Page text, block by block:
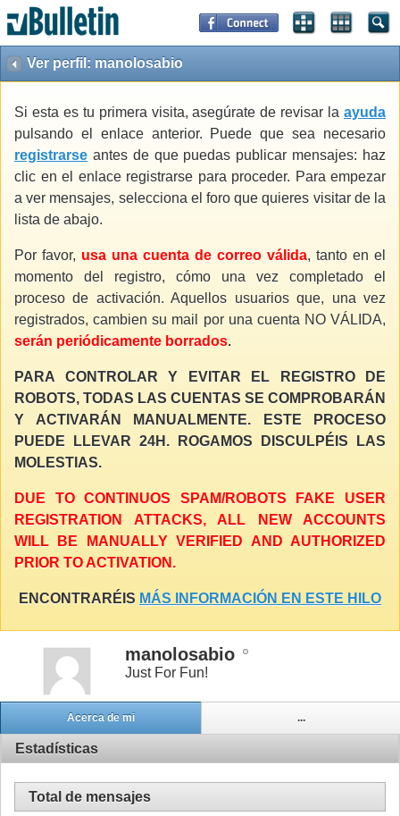
Ver perfil: manolosabio
Si esta es tu primera visita, asegúrate de revisar la ayuda
pulsando el enlace anterior. Puede que sea necesario
registrarse antes de que puedas publicar mensajes: haz
clic en el enlace registrarse para proceder. Para empezar
a ver mensajes, selecciona el foro que quieres visitar de la
lista de abajo.
Por favor, usa una cuenta de correo válida, tanto en el
momento del registro, cómo una vez completado el
proceso de activación. Aquellos usuarios que, una vez
registrados, cambien su mail por una cuenta NO VÁLIDA,
serán periódicamente borrados.
PARA CONTROLAR Y EVITAR EL REGISTRO DE
ROBOTS, TODAS LAS CUENTAS SE COMPROBARÁN
Y ACTIVARÁN MANUALMENTE. ESTE PROCESO
PUEDE LLEVAR 24H. ROGAMOS DISCULPÉIS LAS
MOLESTIAS.
DUE TO CONTINUOS SPAM/ROBOTS FAKE USER
REGISTRATION ATTACKS, ALL NEW ACCOUNTS
WILL BE MANUALLY VERIFIED AND AUTHORIZED
PRIOR TO ACTIVATION.
ENCONTRARÉIS MÁS INFORMACIÓN EN ESTE HILO
manolosabio
Just For Fun!
Acerca de mi ...
Estadísticas
Total de mensajes